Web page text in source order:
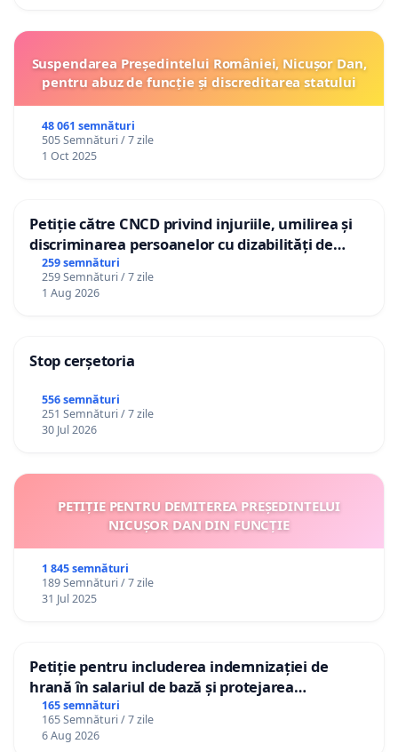
Suspendarea Președintelui României, Nicușor Dan,
pentru abuz de funcție și discreditarea statului
48 061 semnături
505 Semnături / 7 zile
1 Oct 2025
Petiție către CNCD privind injuriile, umilirea și
discriminarea persoanelor cu dizabilități de
către utilizatorul TikTok „Gorici”
259 semnături
259 Semnături / 7 zile
1 Aug 2026
Stop cerșetoria
556 semnături
251 Semnături / 7 zile
30 Jul 2026
PETIȚIE PENTRU DEMITEREA PREȘEDINTELUI
NICUȘOR DAN DIN FUNCȚIE
1 845 semnături
189 Semnături / 7 zile
31 Jul 2025
Petiție pentru includerea indemnizației de
hrană în salariul de bază și protejarea
gradațiilor de vechime pentru asistenții
personali
165 semnături
165 Semnături / 7 zile
6 Aug 2026